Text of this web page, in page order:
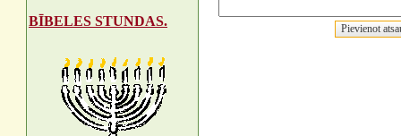
BĪBELES STUNDAS.